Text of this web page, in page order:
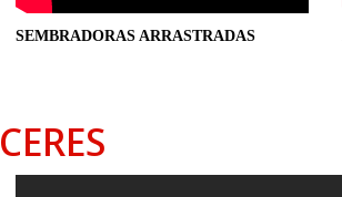
SEMBRADORAS ARRASTRADAS
CERES